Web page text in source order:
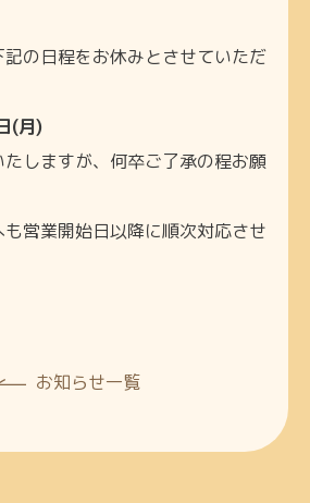
の日程をお休みとさせていただ
(月)
しますが、何卒ご了承の程お願
営業開始日以降に順次対応させ
お知らせ一覧